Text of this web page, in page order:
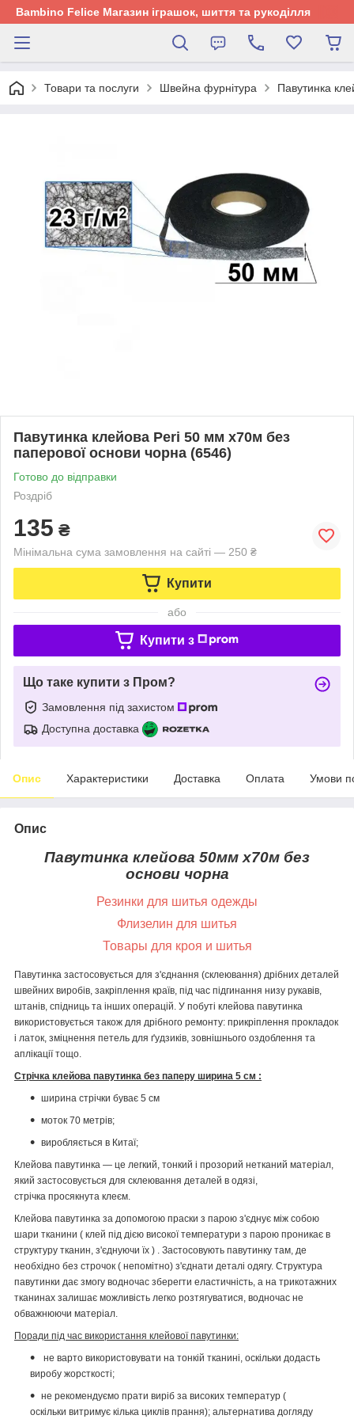
Bambino Felice Магазин іграшок, шиття та рукоділля
Товари та послуги Швейна фурнітура Павутинка
Павутинка клейова Peri 50 мм х70м без
паперової основи чорна (6546)
Готово до відправки
Роздріб
135 ₴
Мінімальна сума замовлення на сайті — 250 ₴
Купити
або
Купити з
Що таке купити з Пром?
Замовлення під захистом
Доступна доставка
Опис Характеристики Доставка Оплата Умови
Опис
Павутинка клейова 50мм х70м без
основи чорна
Резинки для шитья одежды
Флизелин для шитья
Товары для кроя и шитья
Павутинка застосовується для з'єднання (склеювання) дрібних деталей
швейних виробів, закріплення країв, під час підгинання низу рукавів,
штанів, спідниць та інших операцій. У побуті клейова павутинка
використовується також для дрібного ремонту: прикріплення прокладок
і латок, зміцнення петель для ґудзиків, зовнішнього оздоблення та
аплікації тощо.
Стрічка клейова павутинка без паперу ширина 5 см :
ширина стрічки буває 5 см
моток 70 метрів;
виробляється в Китаї;
Клейова павутинка — це легкий, тонкий і прозорий нетканий матеріал,
який застосовується для склеювання деталей в одязі,
стрічка просякнута клеєм.
Клейова павутинка за допомогою праски з парою з'єднує між собою
шари тканини ( клей під дією високої температури з парою проникає в
структуру тканин, з'єднуючи їх ) . Застосовують павутинку там, де
необхідно без строчок ( непомітно) з'єднати деталі одягу. Структура
павутинки дає змогу водночас зберегти еластичність, а на трикотажних
тканинах залишає можливість легко розтягуватися, водночас не
обважнюючи матеріал.
Поради під час використання клейової павутинки:
не варто використовувати на тонкій тканині, оскільки додасть
виробу жорсткості;
не рекомендуємо прати виріб за високих температур (
оскільки витримує кілька циклів прання); альтернатива догляду